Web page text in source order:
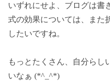
いずれにせよ、ブログは書
式の効果については、また
したいですね。
もっとたくさん、自分らし
いなぁ (*^_^*)